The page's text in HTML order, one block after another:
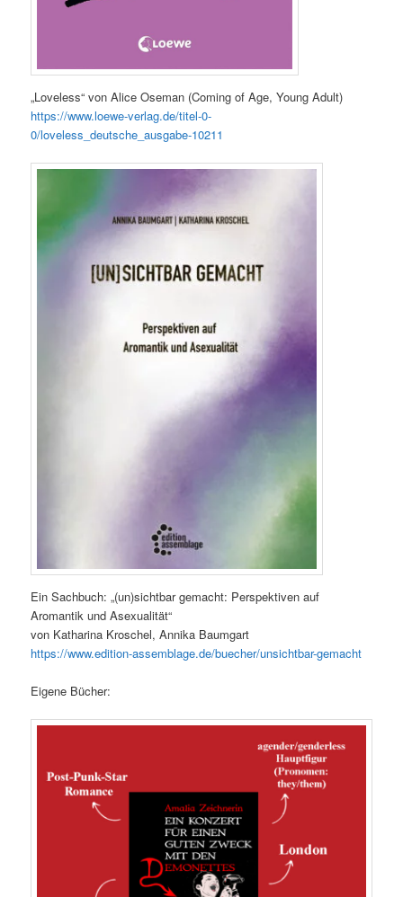
„Loveless“ von Alice Oseman (Coming of Age, Young Adult)
https://www.loewe-verlag.de/titel-0-
0/loveless_deutsche_ausgabe-10211
Ein Sachbuch: „(un)sichtbar gemacht: Perspektiven auf
Aromantik und Asexualität“
von Katharina Kroschel, Annika Baumgart
https://www.edition-assemblage.de/buecher/unsichtbar-gemacht
Eigene Bücher: